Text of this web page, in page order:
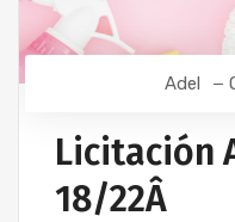
Adel
Licitación
18/22Â